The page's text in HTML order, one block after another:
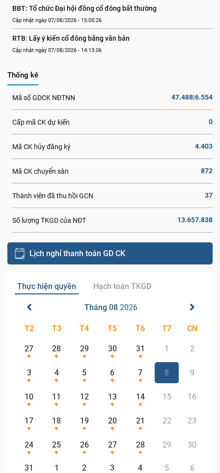
BBT: Tổ chức Đại hội đồng cổ đông bất thường
Cập nhật ngày 07/08/2026 - 15:05:26
RTB: Lấy ý kiến cổ đông bằng văn bản
Cập nhật ngày 07/08/2026 - 14:13:06
Thống kê
Mã số GDCK NĐTNN 47.488|6.554
Cấp mã CK dự kiến 0
Mã CK hủy đăng ký 4.403
Mã CK chuyển sàn 872
Thành viên đã thu hồi GCN 37
Số lượng TKGD của NĐT 13.657.838
Lịch nghỉ thanh toán GD CK
Thực hiện quyền Hạch toán TKGD
Tháng 08 2026
T2 T3 T4 T5 T6 T7 CN
27 28 29 30 31 1 2
3 4 5 6 7 8 9
10 11 12 13 14 15 16
17 18 19 20 21 22 23
24 25 26 27 28 29 30
31 1 2 3 4 5 6